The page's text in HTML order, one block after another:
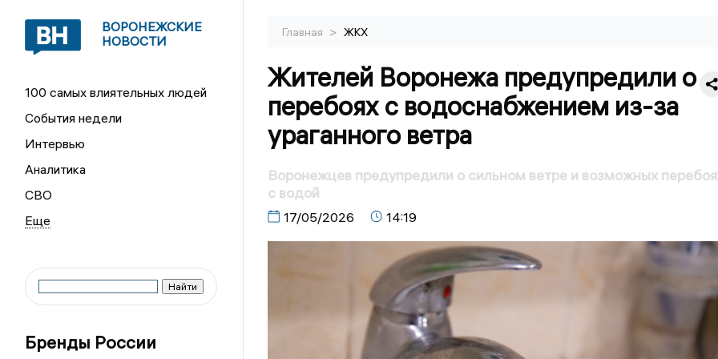
ВОРОНЕЖСКИЕ
НОВОСТИ
100 самых влиятельных людей
События недели
Интервью
Аналитика
СВО
Бренды России
Главная > ЖКХ
Жителей Воронежа предупредили о
перебоях с водоснабжением из-за
ураганного ветра
Воронежцев предупредили о сильном ветре и возможных
с водой
17/05/2026 14:19